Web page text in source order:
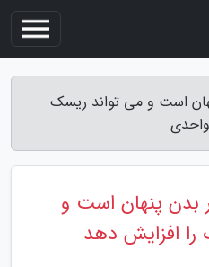
است و می تواند ریسک
بدن پنهان است و
افزایش دهد